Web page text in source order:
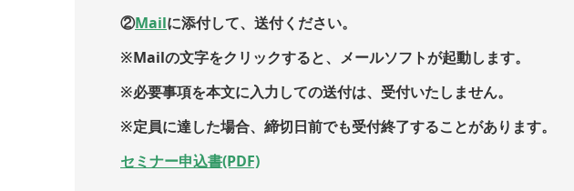
②Mailに添付して、送付ください。
※Mailの文字をクリックすると、メールソフトが起動します。
※必要事項を本文に入力しての送付は、受付いたしません。
※定員に達した場合、締切日前でも受付終了することがあります。
セミナー申込書(PDF)